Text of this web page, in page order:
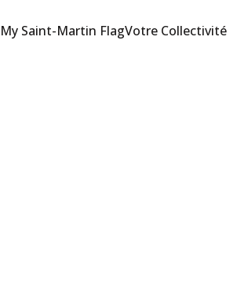
My Saint-Martin FlagVotre Collectivité